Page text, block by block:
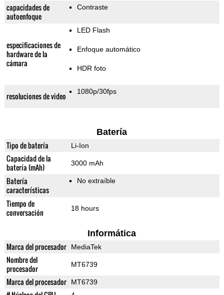
capacidades de
autoenfoque
Contraste
especificaciones de
hardware de la
cámara
LED Flash
Enfoque automático
HDR foto
resoluciones de video 1080p/30fps
Batería
Tipo de batería Li-Ion
Capacidad de la
batería (mAh)
3000 mAh
Batería
características
No extraíble
Tiempo de
conversación
18 hours
Informática
Marca del procesador MediaTek
Nombre del
procesador
MT6739
Marca del procesador MT6739